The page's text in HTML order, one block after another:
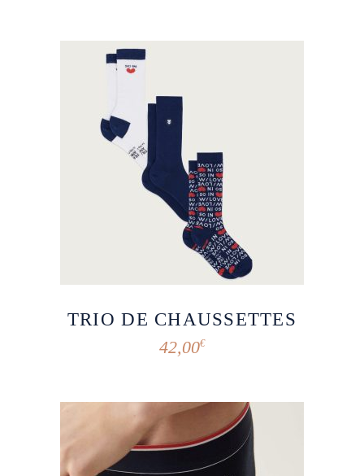
TRIO DE CHAUSSETTES
42,00€